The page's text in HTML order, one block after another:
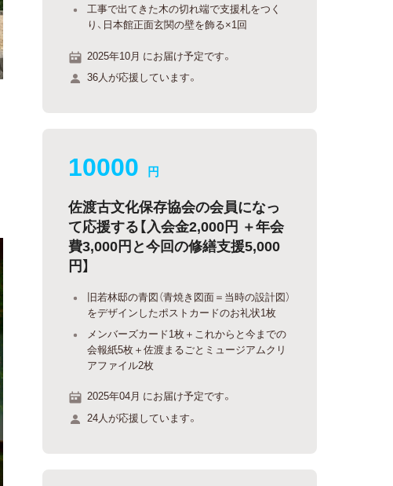
工事で出てきた木の切れ端で支援札をつく
り、日本館正面玄関の壁を飾る×1回
2025年10月 にお届け予定です。
36人が応援しています。
10000 円
佐渡古文化保存協会の会員になっ
て応援する【入会金2,000円＋年会
費3,000円と今回の修繕支援5,000
円】
旧若林邸の青図（青焼き図面＝当時の設計図）
をデザインしたポストカードのお礼状1枚
メンバーズカード1枚＋これからと今までの
会報紙5枚＋佐渡まるごとミュージアムクリ
アファイル2枚
2025年04月 にお届け予定です。
24人が応援しています。